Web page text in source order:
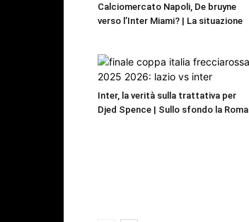
Calciomercato Napoli, De bruyne
verso l’Inter Miami? | La situazione
Inter, la verità sulla trattativa per
Djed Spence | Sullo sfondo la Roma